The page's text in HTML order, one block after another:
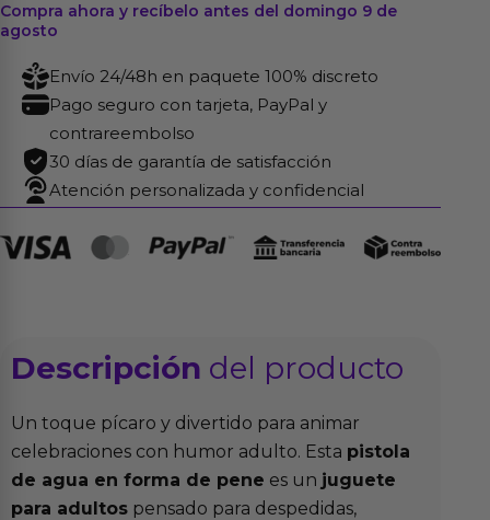
Compra ahora y recíbelo antes del domingo 9 de
agosto
Envío 24/48h en paquete 100% discreto
Pago seguro con tarjeta, PayPal y
contrareembolso
30 días de garantía de satisfacción
Atención personalizada y confidencial
Descripción del producto
Un toque pícaro y divertido para animar
celebraciones con humor adulto. Esta pistola
de agua en forma de pene es un juguete
para adultos pensado para despedidas,